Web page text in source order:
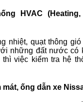
HVAC
nhiệt, quạt thông
những đất nước có
việc kiểm tra hệ
mát, ống dẫn xe